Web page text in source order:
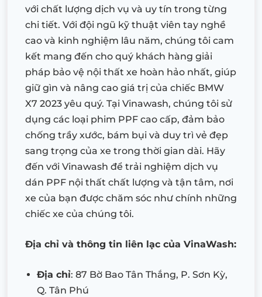
với chất lượng dịch vụ và uy tín trong từng
chi tiết. Với đội ngũ kỹ thuật viên tay nghề
cao và kinh nghiệm lâu năm, chúng tôi cam
kết mang đến cho quý khách hàng giải
pháp bảo vệ nội thất xe hoàn hảo nhất, giúp
giữ gìn và nâng cao giá trị của chiếc BMW
X7 2023 yêu quý. Tại Vinawash, chúng tôi sử
dụng các loại phim PPF cao cấp, đảm bảo
chống trầy xước, bám bụi và duy trì vẻ đẹp
sang trọng của xe trong thời gian dài. Hãy
đến với Vinawash để trải nghiệm dịch vụ
dán PPF nội thất chất lượng và tận tâm, nơi
xe của bạn được chăm sóc như chính những
chiếc xe của chúng tôi.
Địa chỉ và thông tin liên lạc của VinaWash:
Địa chỉ: 87 Bờ Bao Tân Thắng, P. Sơn Kỳ,
Q. Tân Phú